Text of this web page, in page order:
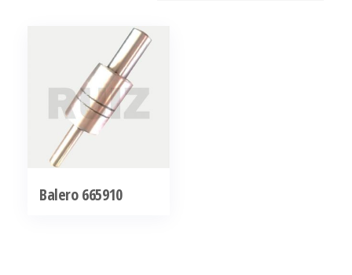
Balero 665910